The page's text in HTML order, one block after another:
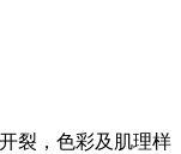
裂，色彩及肌理样